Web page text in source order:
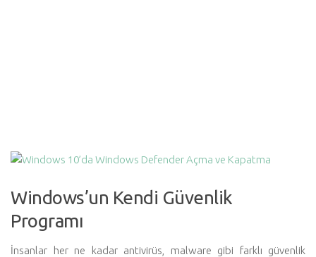
Windows’un Kendi Güvenlik
Programı
İnsanlar her ne kadar antivirüs, malware gibi farklı güvenlik